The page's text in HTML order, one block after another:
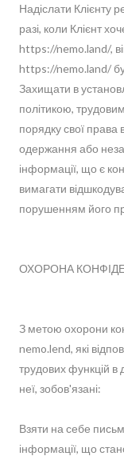
Надіслати Клієнту
разі, коли Клієнт
https://nemo.land/,
https://nemo.land/
Захищати в
політикою,
порядку свої права
одержання або
інформації, що є
вимагати
порушенням його
ОХОРОНА
З метою охорони
nemo.lend, які
трудових функцій
неї, зобов'язані:
Взяти на себе
інформації, що